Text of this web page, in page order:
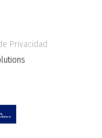
Privacidad